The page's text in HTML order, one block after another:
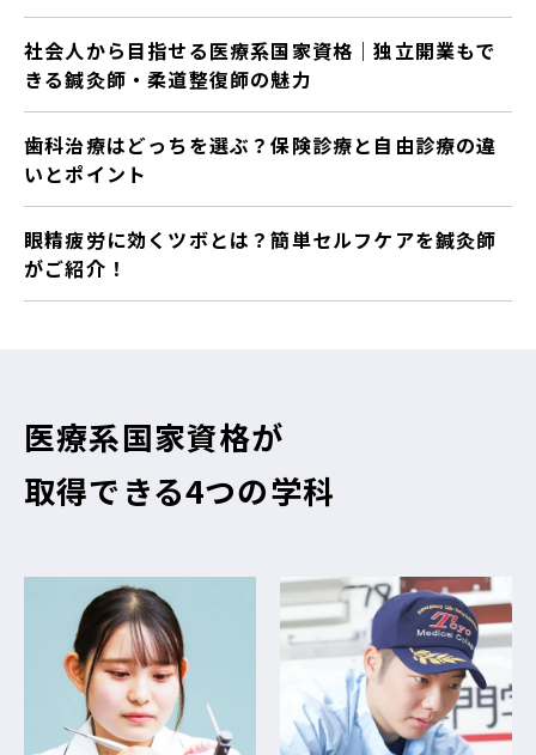
社会人から目指せる医療系国家資格｜独立開業もで
きる鍼灸師・柔道整復師の魅力
歯科治療はどっちを選ぶ？保険診療と自由診療の違
いとポイント
眼精疲労に効くツボとは？簡単セルフケアを鍼灸師
がご紹介！
医療系国家資格が
取得できる4つの学科